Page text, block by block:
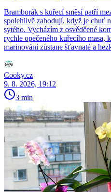
Bramborák s kuřecí směsí patří
spolehlivě zabodují, když je chuť
sytého. Vycházím z osvědčené
rychle opečeného kuřecího masa,
marinování zůstane šťavnaté a
Cooky.cz
9. 8. 2026, 19:12
3 min